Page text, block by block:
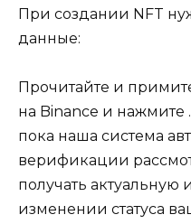
При создании NFT
данные:
Прочитайте и
на Binance и нажмите
пока наша система
верификации
получать
изменении статуса